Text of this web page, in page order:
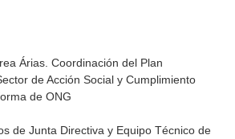
Árias. Coordinación del Plan
de Acción Social y Cumplimiento
de ONG
de Junta Directiva y Equipo Técnico de